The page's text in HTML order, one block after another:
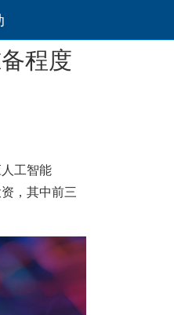
程度
工智能
，其中前三